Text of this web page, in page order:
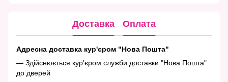
Доставка Оплата
Адресна доставка кур'єром "Нова Пошта"
— Здійснюється кур'єром служби доставки "Нова Пошта"
до дверей